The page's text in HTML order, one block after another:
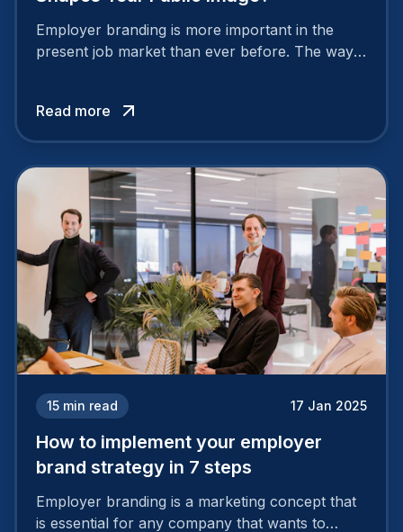
Employer branding is more important in the
present job market than ever before. The way
Read more
15 min read 17 Jan 2025
How to implement your employer
brand strategy in 7 steps
Employer branding is a marketing concept that
is essential for any company that wants to